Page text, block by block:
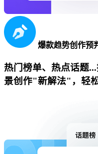
爆款趋势创作预
热门榜单、热点话题
景创作"新解法"，轻